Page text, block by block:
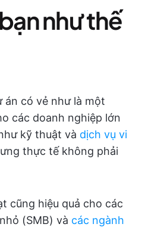
như thế
án có vẻ như là một
các doanh nghiệp lớn
kỹ thuật và dịch vụ vi
thực tế không phải
cũng hiệu quả cho các
(SMB) và các ngành